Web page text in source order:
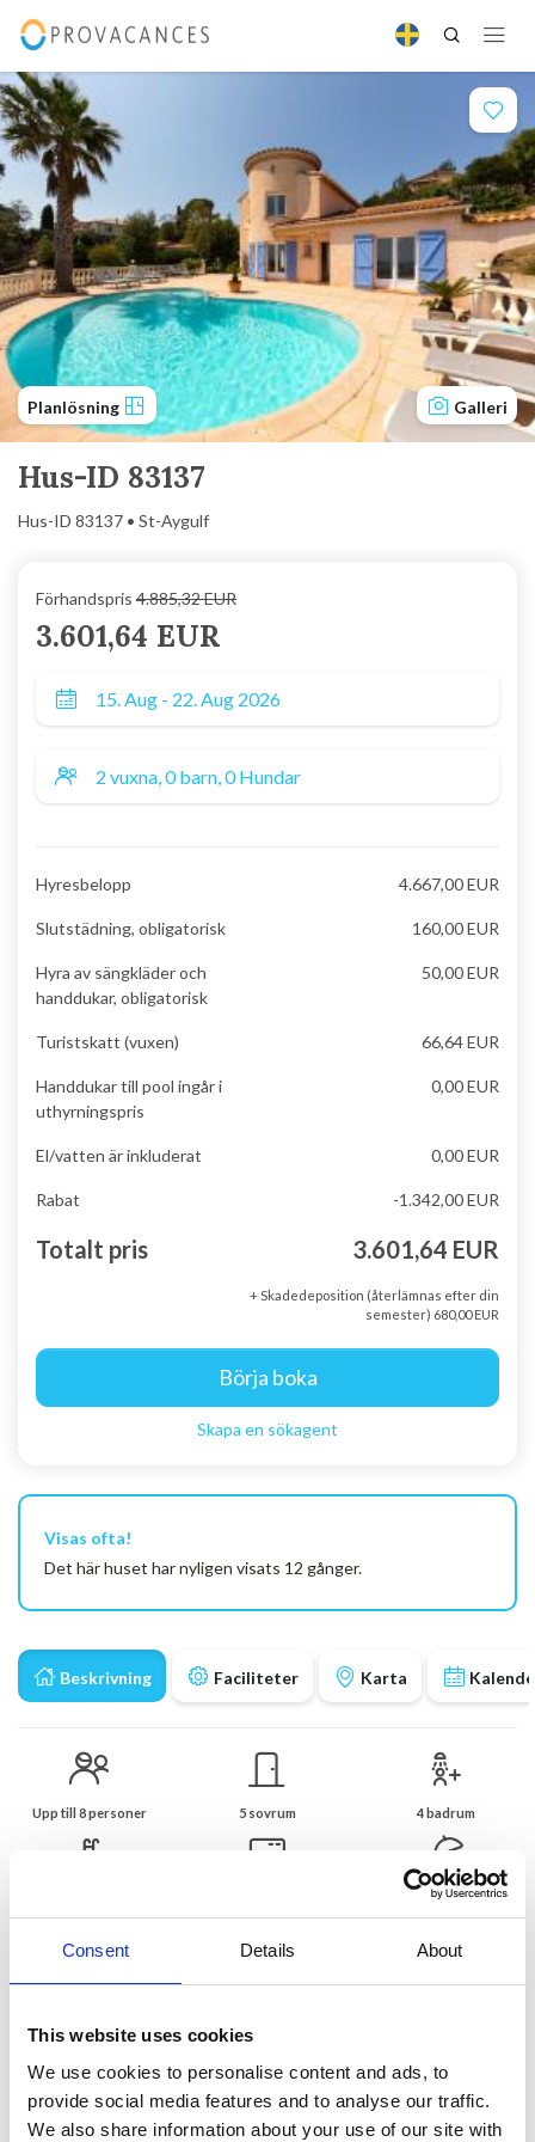
Consent Details About
This website uses cookies
We use cookies to personalise content and ads, to
provide social media features and to analyse our traffic.
We also share information about your use of our site with
Planlösning Galleri
Hus-ID 83137
Hus-ID 83137 • St-Aygulf
Beskrivning Faciliteter Karta
Upp till 8 personer 5 sovrum 4 badrum
1 km till kusten
Härligt semesterhus med pool och
havsutsikt i St-Aygulf
Vackert läge med panoramautsikt över Medelhavet
Härligt semesterhus beläget i Saint-Aygulf, bara 1 km från stadens
centrum och Medelhavet. Semesterhuset ligger högt på en
sydostlig sluttning och erbjuder en vacker panoramautsikt över
Förhandspris 4.885,32 EUR
3.601,64 EUR
Hyresbelopp 4.667,00 EUR
Slutstädning, obligatorisk 160,00 EUR
Hyra av sängkläder och
handdukar, obligatorisk
50,00 EUR
Turistskatt (vuxen) 66,64 EUR
Handdukar till pool ingår i
uthyrningspris
0,00 EUR
El/vatten är inkluderat 0,00 EUR
Rabat -1.342,00 EUR
Totalt pris 3.601,64 EUR
+ Skadedeposition (återlämnas efter din
semester) 680,00 EUR
Börja boka
Skapa en sökagent
Visas ofta!
Det här huset har nyligen visats 12 gånger.